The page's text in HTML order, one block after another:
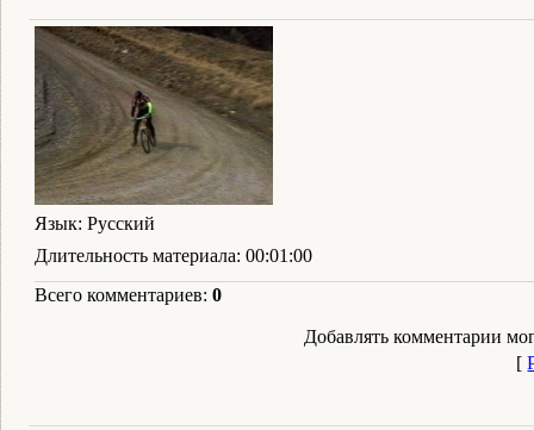
Язык: Русский
Длительность материала: 00:01:00
Всего комментариев: 0
Добавлять комментарии
[